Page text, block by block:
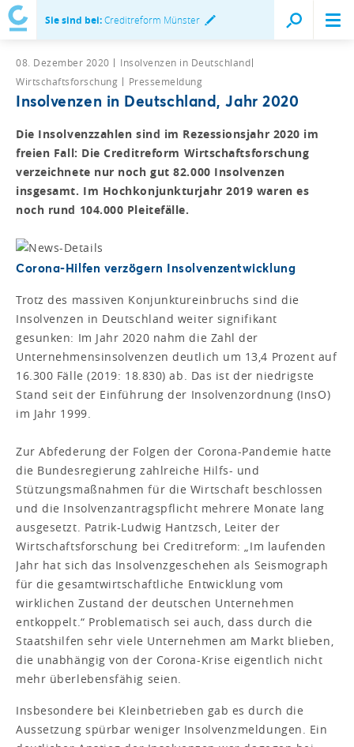
Sie sind bei:Creditreform Münster
08. Dezember 2020
Insolvenzen in Deutschland
Wirtschaftsforschung
Pressemeldung
Insolvenzen in Deutschland, Jahr 2020
Die Insolvenzzahlen sind im Rezessionsjahr 2020 im
freien Fall: Die Creditreform Wirtschaftsforschung
verzeichnete nur noch gut 82.000 Insolvenzen
insgesamt. Im Hochkonjunkturjahr 2019 waren es
noch rund 104.000 Pleitefälle.
Corona-Hilfen verzögern Insolvenzentwicklung
Trotz des massiven Konjunktureinbruchs sind die
Insolvenzen in Deutschland weiter signifikant
gesunken: Im Jahr 2020 nahm die Zahl der
Unternehmensinsolvenzen deutlich um 13,4 Prozent auf
16.300 Fälle (2019: 18.830) ab. Das ist der niedrigste
Stand seit der Einführung der Insolvenzordnung (InsO)
im Jahr 1999.
Zur Abfederung der Folgen der Corona-Pandemie hatte
die Bundesregierung zahlreiche Hilfs- und
Stützungsmaßnahmen für die Wirtschaft beschlossen
und die Insolvenzantragspflicht mehrere Monate lang
ausgesetzt. Patrik-Ludwig Hantzsch, Leiter der
Wirtschaftsforschung bei Creditreform: „Im laufenden
Jahr hat sich das Insolvenzgeschehen als Seismograph
für die gesamtwirtschaftliche Entwicklung vom
wirklichen Zustand der deutschen Unternehmen
entkoppelt.“ Problematisch sei auch, dass durch die
Staatshilfen sehr viele Unternehmen am Markt blieben,
die unabhängig von der Corona-Krise eigentlich nicht
mehr überlebensfähig seien.
Insbesondere bei Kleinbetrieben gab es durch die
Aussetzung spürbar weniger Insolvenzmeldungen. Ein